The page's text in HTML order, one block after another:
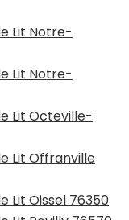
Lit Notre-
Lit Notre-
Lit Octeville-
Lit Offranville
Lit Oissel 76350